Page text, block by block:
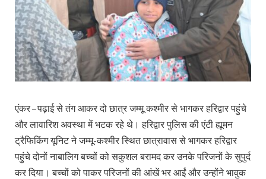
एंकर – पढ़ाई से तंग आकर दो छात्र जम्मू कश्मीर से भागकर हरिद्वार पहुंचे
और लावारिश अवस्था में भटक रहे थे। हरिद्वार पुलिस की एंटी ह्यूमन
ट्रैफिकिंग यूनिट ने जम्मू-कश्मीर स्थित छात्रावास से भागकर हरिद्वार
पहुंचे दोनों नाबालिग बच्चों को सकुशल बरामद कर उनके परिजनों के सुपुर्द
कर दिया। बच्चों को पाकर परिजनों की आंखें भर आईं और उन्होंने भावुक